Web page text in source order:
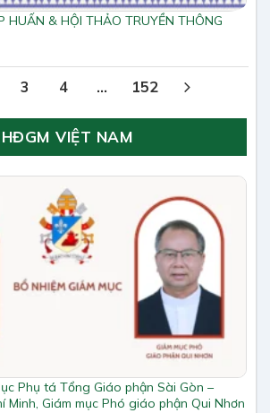
HUẤN & HỘI THẢO TRUYỀN THÔNG
3 4 … 152
HĐGM VIỆT NAM
Phụ tá Tổng Giáo phận Sài Gòn –
Minh, Giám mục Phó giáo phận Qui Nhơn